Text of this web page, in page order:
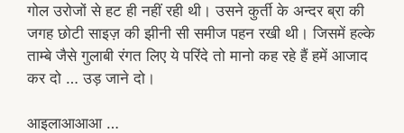
गोल उरोजों से हट ही नहीं रही थी। उसने कुर्ती के अन्दर ब्रा की
जगह छोटी साइज़ की झीनी सी समीज पहन रखी थी। जिसमें हल्के
ताम्बे जैसे गुलाबी रंगत लिए ये परिंदे तो मानो कह रहे हैं हमें आजाद
कर दो … उड़ जाने दो।
आइलाआआआ …